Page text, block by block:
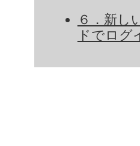
６．新し
ドでログ